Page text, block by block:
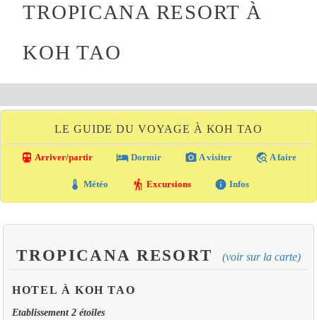
TROPICANA RESORT À
KOH TAO
LE GUIDE DU VOYAGE À KOH TAO
directions_transit Arriver/partir local_hotel Dormir photo_camera A visiter travel_explore A faire
thermostat Météo hiking Excursions info Infos
TROPICANA RESORT (voir sur la carte)
HOTEL À KOH TAO
Etablissement 2 étoiles